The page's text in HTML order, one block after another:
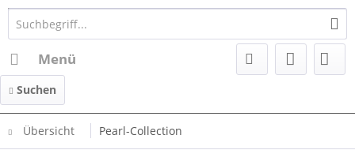
Menü
Suchen
Übersicht Pearl-Collection